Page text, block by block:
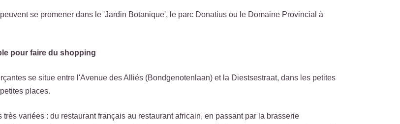
se promener dans le 'Jardin Botanique', le parc Donatius ou le Domaine Provincial à
pour faire du shopping
se situe entre l'Avenue des Alliés (Bondgenotenlaan) et la Diestsestraat, dans les petites
places.
très variées : du restaurant français au restaurant africain, en passant par la brasserie